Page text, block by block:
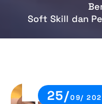
Soft Skill dan
25/09/